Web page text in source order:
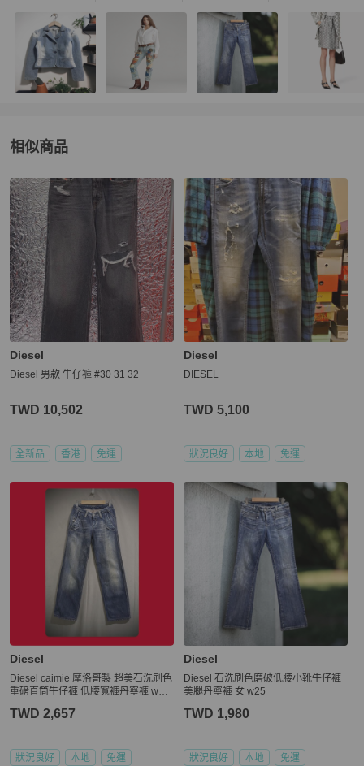
相似商品
更多相似Diesel男裝推薦精品
Diesel
Diesel 男款 牛仔褲 #30 31 32
TWD 10,502
全新品 香港 免運
Diesel
DIESEL
TWD 5,100
狀況良好 本地 免運
Diesel
Diesel caimie 摩洛哥製 超美石洗刷色
重磅直筒牛仔褲 低腰寬褲丹寧褲 w24
TWD 2,657
狀況良好 本地 免運
Diesel
Diesel 石洗刷色磨破低腰小靴牛仔褲
美腿丹寧褲 女 w25
TWD 1,980
狀況良好 本地 免運